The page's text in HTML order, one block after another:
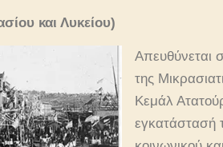
και Λυκείου)
Απευθύνεται
της
Κεμάλ
εγκατάστασή